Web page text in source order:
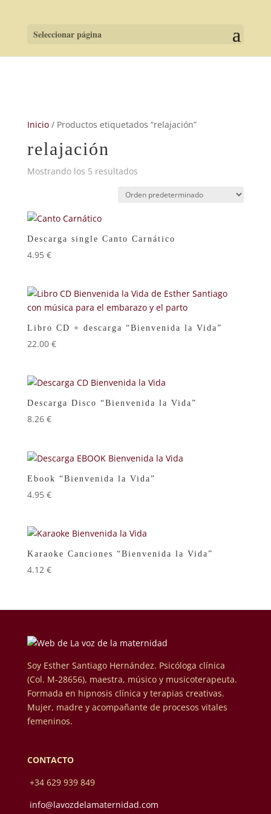
Seleccionar página
Inicio/ Productos etiquetados “relajación”
relajación
Mostrando los 5 resultados
Descarga single Canto Carnático
4.95 €
Libro CD + descarga “Bienvenida la Vida”
22.00 €
Descarga Disco “Bienvenida la Vida”
8.26 €
Ebook “Bienvenida la Vida”
4.95 €
Karaoke Canciones “Bienvenida la Vida”
4.12 €
Soy Esther Santiago Hernández. Psicóloga clínica
(Col. M-28656), maestra, músico y musicoterapeuta.
Formada en hipnosis clínica y terapias creativas.
Mujer, madre y acompañante de procesos vitales
femeninos.
CONTACTO
+34 629 939 849
info@lavozdelamaternidad.com